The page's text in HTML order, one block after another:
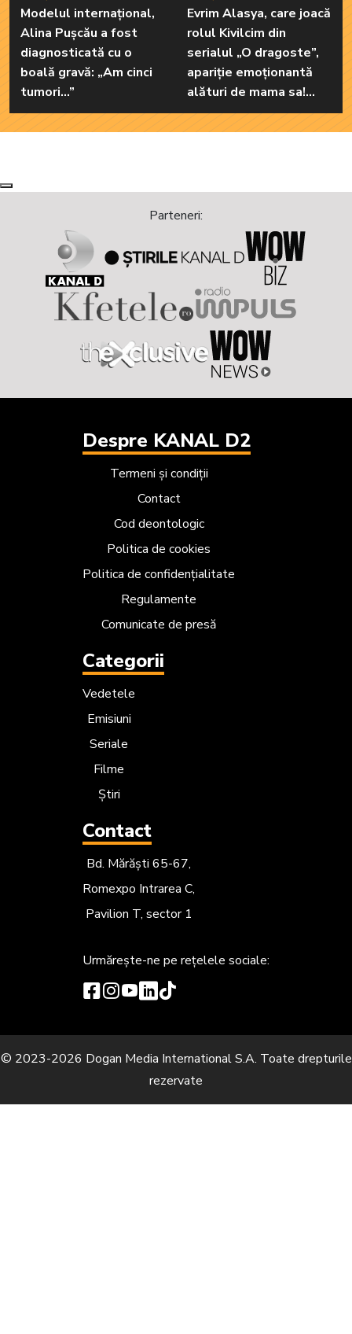
Modelul internațional,
Alina Pușcău a fost
diagnosticată cu o
boală gravă: „Am cinci
tumori...”
Evrim Alasya, care joacă
rolul Kivilcim din
serialul „O dragoste”,
apariție emoționantă
alături de mama sa!
Iată cum arată cea mai
importantă persoană
Next
Previous
Parteneri:
Despre KANAL D2
Termeni și condiții
Contact
Cod deontologic
Politica de cookies
Politica de confidențialitate
Regulamente
Comunicate de presă
Categorii
Vedetele
Emisiuni
Seriale
Filme
Știri
Contact
Bd. Mărăști 65-67,
Romexpo Intrarea C,
Pavilion T, sector 1
Urmărește-ne pe rețelele sociale:
© 2023-2026 Dogan Media International S.A. Toate drepturile
rezervate